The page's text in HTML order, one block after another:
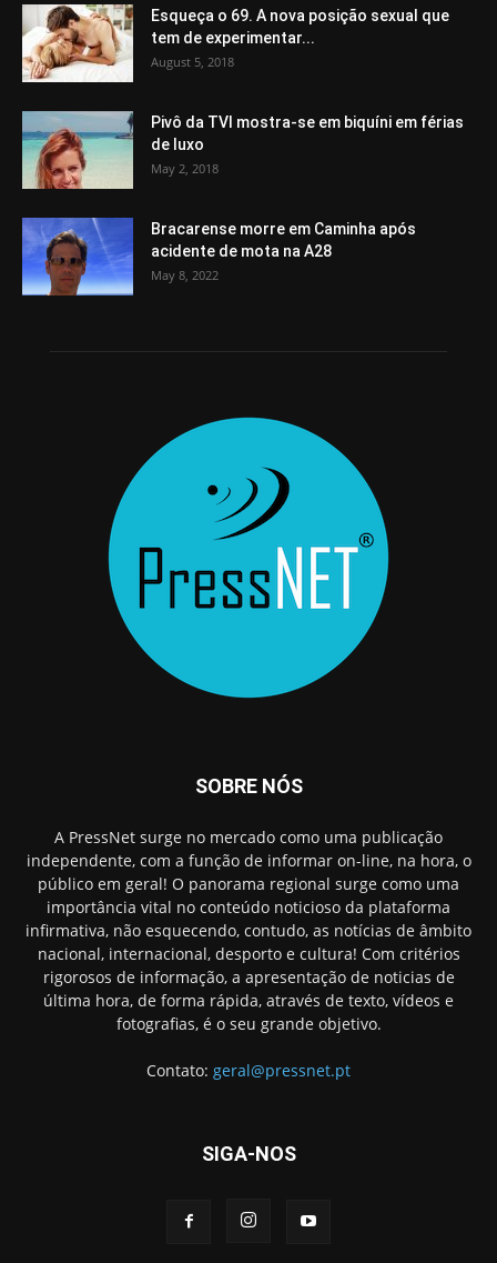
Esqueça o 69. A nova posição sexual que
tem de experimentar...
August 5, 2018
Pivô da TVI mostra-se em biquíni em férias
de luxo
May 2, 2018
Bracarense morre em Caminha após
acidente de mota na A28
May 8, 2022
SOBRE NÓS
A PressNet surge no mercado como uma publicação
independente, com a função de informar on-line, na hora, o
público em geral! O panorama regional surge como uma
importância vital no conteúdo noticioso da plataforma
infirmativa, não esquecendo, contudo, as notícias de âmbito
nacional, internacional, desporto e cultura! Com critérios
rigorosos de informação, a apresentação de noticias de
última hora, de forma rápida, através de texto, vídeos e
fotografias, é o seu grande objetivo.
Contato: geral@pressnet.pt
SIGA-NOS